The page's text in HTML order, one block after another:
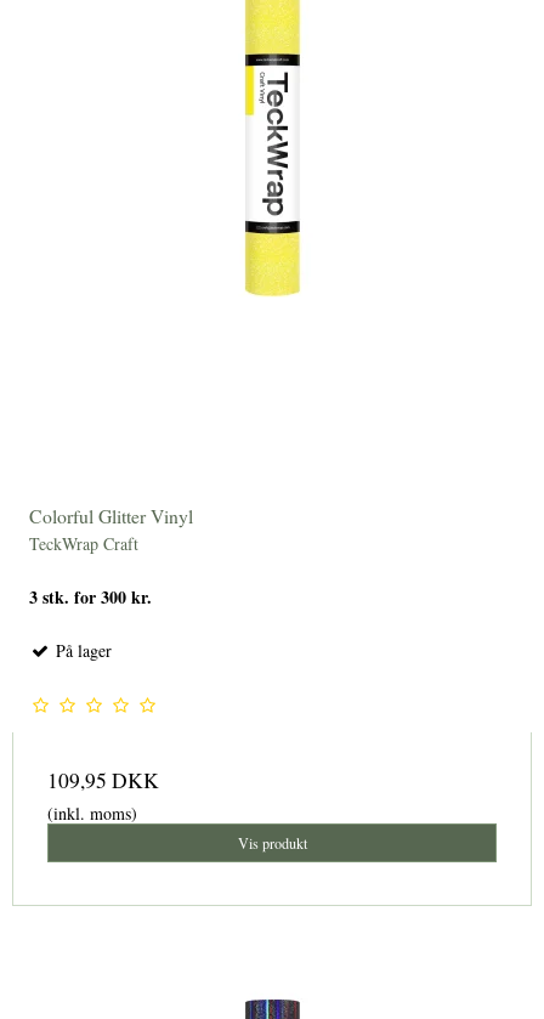
Colorful Glitter Vinyl
TeckWrap Craft
3 stk. for 300 kr.
På lager
109,95 DKK
(inkl. moms)
Vis produkt